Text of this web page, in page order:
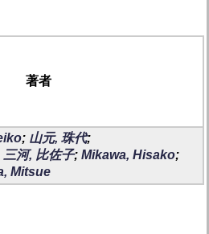
著者
; 山元, 珠代;
三河, 比佐子; Mikawa, Hisako;
Mitsue